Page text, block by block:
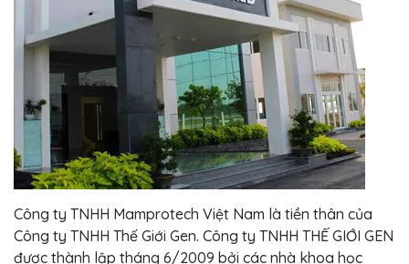
Công ty TNHH Mamprotech Việt Nam là tiền thân của
Công ty TNHH Thế Giới Gen. Công ty TNHH THẾ GIỚI GEN
được thành lập tháng 6/2009 bởi các nhà khoa học